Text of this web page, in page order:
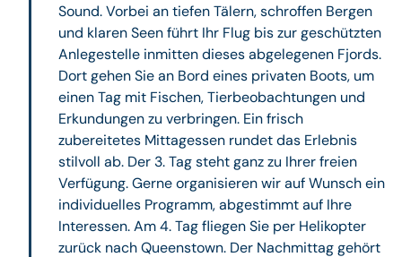
Sound. Vorbei an tiefen Tälern, schroffen Bergen
und klaren Seen führt Ihr Flug bis zur geschützten
Anlegestelle inmitten dieses abgelegenen Fjords.
Dort gehen Sie an Bord eines privaten Boots, um
einen Tag mit Fischen, Tierbeobachtungen und
Erkundungen zu verbringen. Ein frisch
zubereitetes Mittagessen rundet das Erlebnis
stilvoll ab. Der 3. Tag steht ganz zu Ihrer freien
Verfügung. Gerne organisieren wir auf Wunsch ein
individuelles Programm, abgestimmt auf Ihre
Interessen. Am 4. Tag fliegen Sie per Helikopter
zurück nach Queenstown. Der Nachmittag gehört